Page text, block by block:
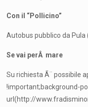
Con il “Pollicino”
Autobus pubblico da
Se vai perÂ mare
Su richiesta Ã¨ possibile
!important;background-
url(http://